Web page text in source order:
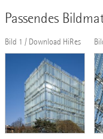
Passendes
Bild 1 / Download HiRes